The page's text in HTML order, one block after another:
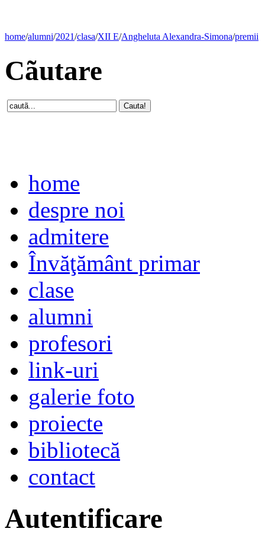
home/alumni/2021/clasa/XII E/Angheluta Alexandra-Simona/premii
Cãutare
home
despre noi
admitere
Învăţământ primar
clase
alumni
profesori
link-uri
galerie foto
proiecte
bibliotecă
contact
Autentificare